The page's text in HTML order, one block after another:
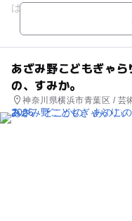
は、 年齢や人数に合わせ
あざみ野こどもぎゃ
の、すみか。
神奈川県横浜市青葉区 / 芸